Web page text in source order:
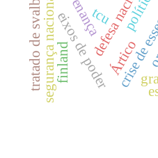
crise
segurança nacional tcu
tratado de svalbard Ártico
eixos de poder
finland